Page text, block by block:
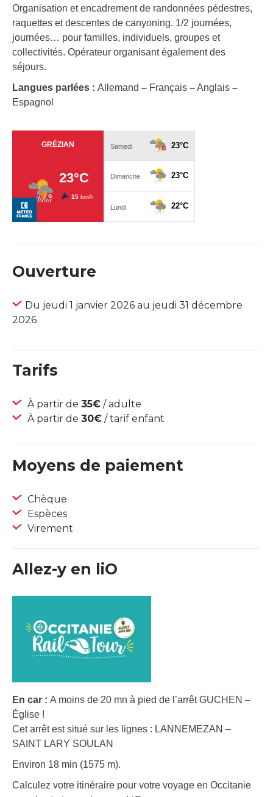
Organisation et encadrement de randonnées pédestres,
raquettes et descentes de canyoning. 1/2 journées,
journées… pour familles, individuels, groupes et
collectivités. Opérateur organisant également des
séjours.
Langues parlées : Allemand – Français –Anglais –
Espagnol
Ouverture
Du jeudi 1 janvier 2026 au jeudi 31 décembre
2026
Tarifs
À partir de 35€ / adulte
À partir de 30€ / tarif enfant
Moyens de paiement
Chèque
Espèces
Virement
Allez-y en liO
En car : A moins de 20 mn à pied de l’arrêt GUCHEN –
Église !
Cet arrêt est situé sur les lignes : LANNEMEZAN –
SAINT LARY SOULAN
Environ 18 min (1575 m).
Calculez votre itinéraire pour votre voyage en Occitanie